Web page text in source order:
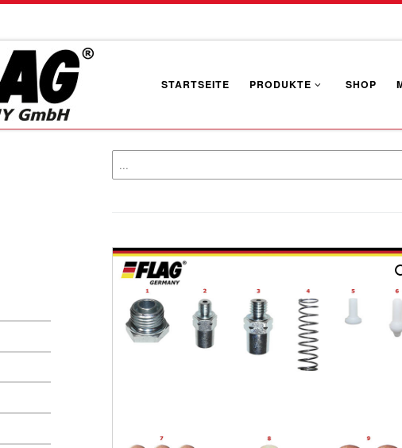
STARTSEITE PRODUKTE SHOP